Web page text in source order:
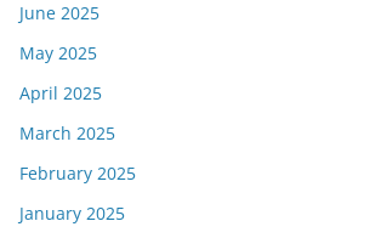
June 2025
May 2025
April 2025
March 2025
February 2025
January 2025